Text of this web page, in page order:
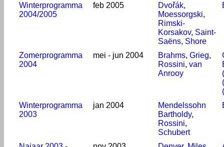
Winterprogramma
2004/2005
feb 2005 Dvořák,
Moessorgski,
Rimski-
Korsakov, Saint-
Saëns, Shore
Zomerprogramma
2004
mei - jun 2004 Brahms, Grieg,
Rossini, van
Anrooy
Winterprogramma
2003
jan 2004
Mendelssohn
Bartholdy,
Rossini,
Schubert